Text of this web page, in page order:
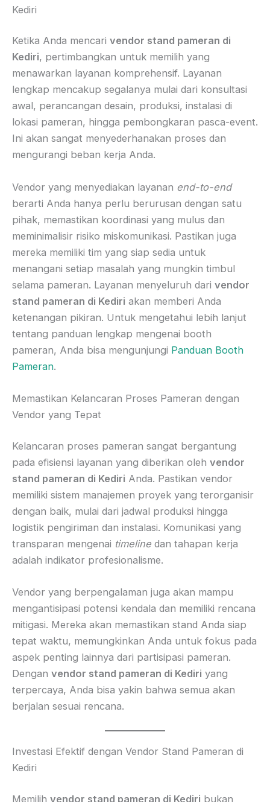
Kediri
Ketika Anda mencari vendor stand pameran di
Kediri, pertimbangkan untuk memilih yang
menawarkan layanan komprehensif. Layanan
lengkap mencakup segalanya mulai dari konsultasi
awal, perancangan desain, produksi, instalasi di
lokasi pameran, hingga pembongkaran pasca-event.
Ini akan sangat menyederhanakan proses dan
mengurangi beban kerja Anda.
Vendor yang menyediakan layanan end-to-end
berarti Anda hanya perlu berurusan dengan satu
pihak, memastikan koordinasi yang mulus dan
meminimalisir risiko miskomunikasi. Pastikan juga
mereka memiliki tim yang siap sedia untuk
menangani setiap masalah yang mungkin timbul
selama pameran. Layanan menyeluruh dari vendor
stand pameran di Kediri akan memberi Anda
ketenangan pikiran. Untuk mengetahui lebih lanjut
tentang panduan lengkap mengenai booth
pameran, Anda bisa mengunjungi Panduan Booth
Pameran.
Memastikan Kelancaran Proses Pameran dengan
Vendor yang Tepat
Kelancaran proses pameran sangat bergantung
pada efisiensi layanan yang diberikan oleh vendor
stand pameran di Kediri Anda. Pastikan vendor
memiliki sistem manajemen proyek yang terorganisir
dengan baik, mulai dari jadwal produksi hingga
logistik pengiriman dan instalasi. Komunikasi yang
transparan mengenai timeline dan tahapan kerja
adalah indikator profesionalisme.
Vendor yang berpengalaman juga akan mampu
mengantisipasi potensi kendala dan memiliki rencana
mitigasi. Mereka akan memastikan stand Anda siap
tepat waktu, memungkinkan Anda untuk fokus pada
aspek penting lainnya dari partisipasi pameran.
Dengan vendor stand pameran di Kediri yang
terpercaya, Anda bisa yakin bahwa semua akan
berjalan sesuai rencana.
Investasi Efektif dengan Vendor Stand Pameran di
Kediri
Memilih vendor stand pameran di Kediri bukan